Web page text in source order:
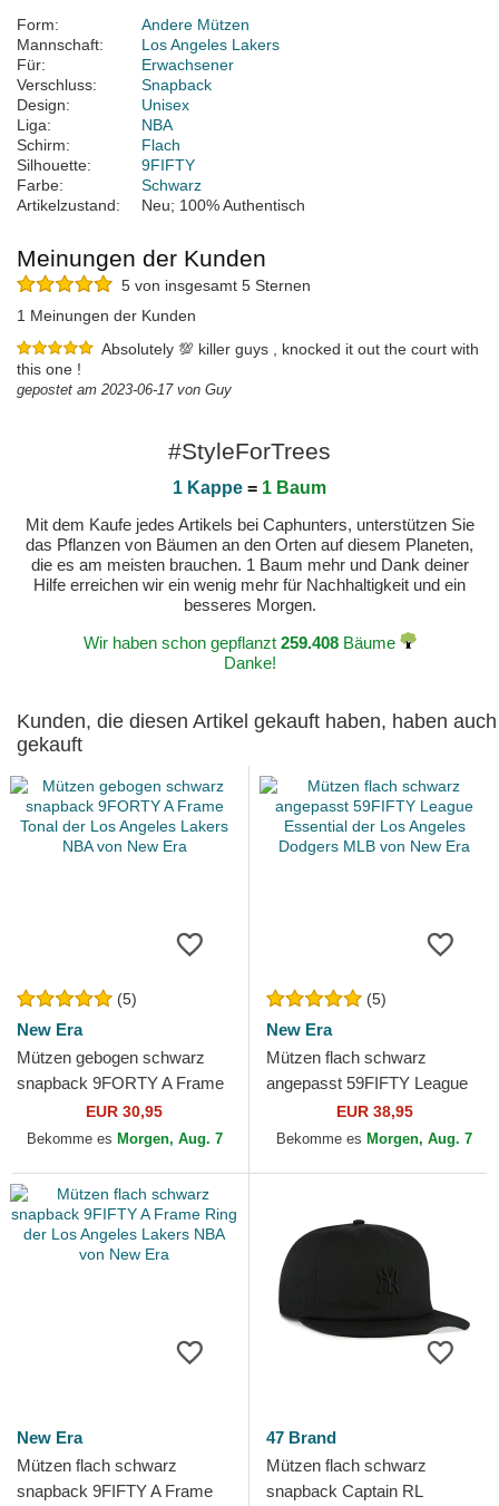
Form:
Andere Mützen
Mannschaft:
Los Angeles Lakers
Für:
Erwachsener
Verschluss:
Snapback
Design:
Unisex
Liga:
NBA
Schirm:
Flach
Silhouette:
9FIFTY
Farbe:
Schwarz
Artikelzustand:
Neu; 100% Authentisch
Meinungen der Kunden
5 von insgesamt 5 Sternen
1 Meinungen der Kunden
Absolutely 💯 killer guys , knocked it out the court with
this one !
gepostet am 2023-06-17 von Guy
#StyleForTrees
1 Kappe = 1 Baum
Mit dem Kaufe jedes Artikels bei Caphunters, unterstützen Sie
das Pflanzen von Bäumen an den Orten auf diesem Planeten,
die es am meisten brauchen. 1 Baum mehr und Dank deiner
Hilfe erreichen wir ein wenig mehr für Nachhaltigkeit und ein
besseres Morgen.
Wir haben schon gepflanzt 259.408Bäume
Danke!
Kunden, die diesen Artikel gekauft haben, haben auch
gekauft
(5)
New Era
Mützen gebogen schwarz
snapback 9FORTY A Frame
Tonal der Los Angeles Lakers
NBA von New Era
EUR 30,95
Bekomme es Morgen, Aug. 7
(5)
New Era
Mützen flach schwarz
angepasst 59FIFTY League
Essential der Los Angeles
Dodgers MLB von New Era
EUR 38,95
Bekomme es Morgen, Aug. 7
New Era
Mützen flach schwarz
snapback 9FIFTY A Frame
47 Brand
Mützen flach schwarz
snapback Captain RL